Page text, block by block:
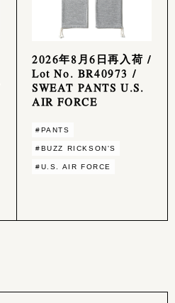
2026年8月6日再入荷 /
Lot No. BR40973 /
SWEAT PANTS U.S.
AIR FORCE
#PANTS
#BUZZ RICKSON'S
#U.S. AIR FORCE